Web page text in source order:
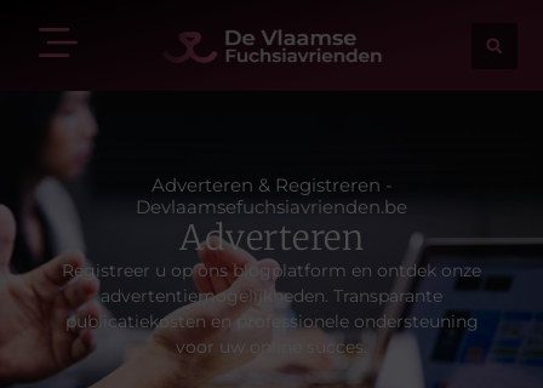
Adverteren & Registreren -
Devlaamsefuchsiavrienden.be
Adverteren
Registreer u op ons blogplatform en ontdek onze
advertentiemogelijkheden. Transparante
publicatiekosten en professionele ondersteuning
voor uw online succes.